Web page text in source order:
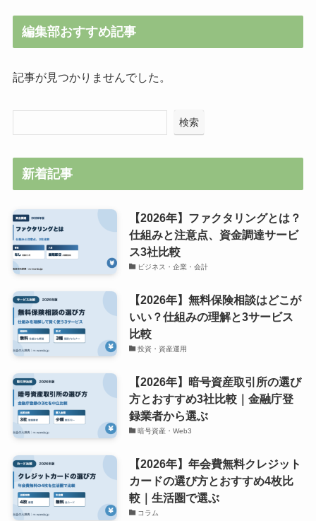
編集部おすすめ記事
記事が見つかりませんでした。
検索
新着記事
【2026年】ファクタリングとは？
仕組みと注意点、資金調達サービ
ス3社比較
ビジネス・企業・会計
【2026年】無料保険相談はどこが
いい？仕組みの理解と3サービス
比較
投資・資産運用
【2026年】暗号資産取引所の選び
方とおすすめ3社比較｜金融庁登
録業者から選ぶ
暗号資産・Web3
【2026年】年会費無料クレジット
カードの選び方とおすすめ4枚比
較｜生活圏で選ぶ
コラム